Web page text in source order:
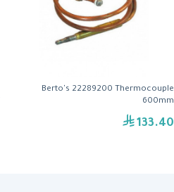
Berto's 22289200 Thermocouple
600mm
133.40